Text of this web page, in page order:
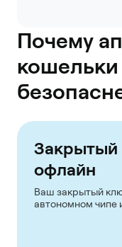
Почему
Закрытый
офлайн
Ваш закрытый
автономном чипе